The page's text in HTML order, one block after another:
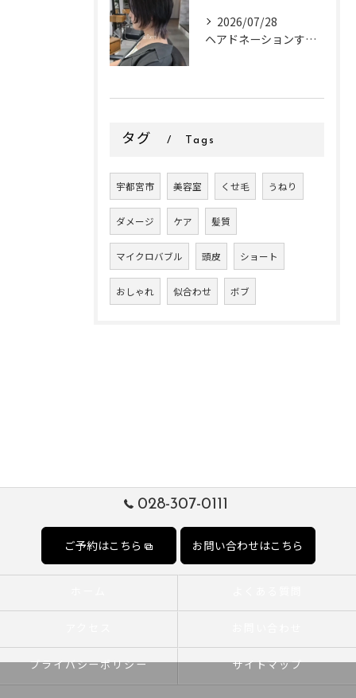
2026/07/28
ヘアドネーションするお客様✂
タグ Tags
宇都宮市 美容室 くせ毛 うねり
ダメージ ケア 髪質
マイクロバブル 頭皮 ショート
おしゃれ 似合わせ ボブ
028-307-0111
ご予約はこちら お問い合わせはこちら
プライバシーポリシー サイトマップ